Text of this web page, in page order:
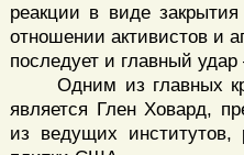
реакции в виде закрытия
отношении активистов и
последует и главный
Одним из главных
является Глен Ховард,
из ведущих